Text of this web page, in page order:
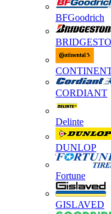
BFGoodrich
CORDIANT
Delinte
DUNLOP
Fortune
GISLAVED